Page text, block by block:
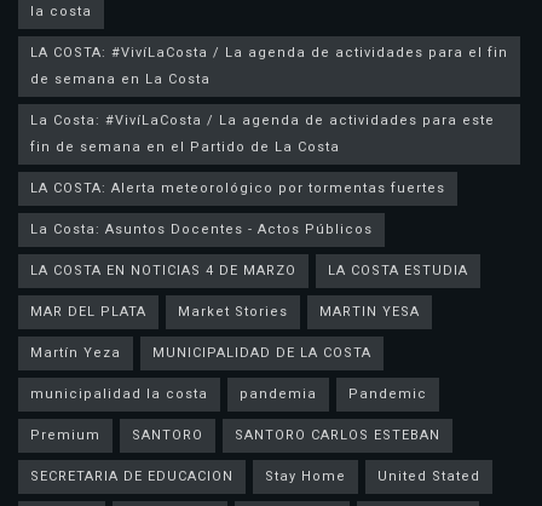
la costa
LA COSTA: #VivíLaCosta / La agenda de actividades para el fin
de semana en La Costa
La Costa: #VivíLaCosta / La agenda de actividades para este
fin de semana en el Partido de La Costa
LA COSTA: Alerta meteorológico por tormentas fuertes
La Costa: Asuntos Docentes - Actos Públicos
LA COSTA EN NOTICIAS 4 DE MARZO
LA COSTA ESTUDIA
MAR DEL PLATA
Market Stories
MARTIN YESA
Martín Yeza
MUNICIPALIDAD DE LA COSTA
municipalidad la costa
pandemia
Pandemic
Premium
SANTORO
SANTORO CARLOS ESTEBAN
SECRETARIA DE EDUCACION
Stay Home
United Stated